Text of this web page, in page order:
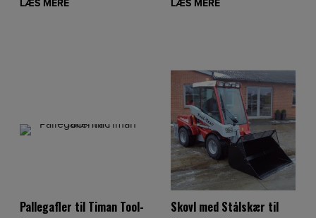
LÆS MERE LÆS MERE
Pallegafler til Timan Tool-
Skovl med Stålskær til